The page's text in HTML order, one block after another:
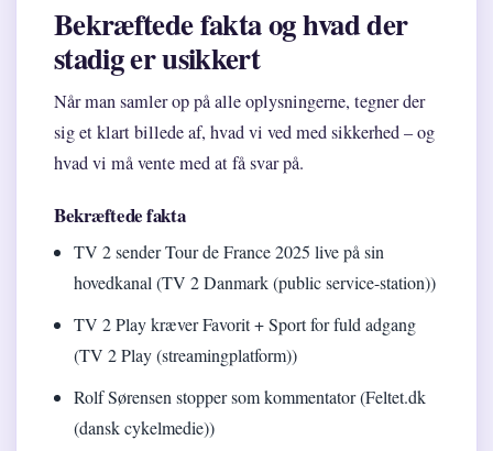
Bekræftede fakta og hvad der
stadig er usikkert
Når man samler op på alle oplysningerne, tegner der
sig et klart billede af, hvad vi ved med sikkerhed – og
hvad vi må vente med at få svar på.
Bekræftede fakta
TV 2 sender Tour de France 2025 live på sin
hovedkanal (TV 2 Danmark (public service-station))
TV 2 Play kræver Favorit + Sport for fuld adgang
(TV 2 Play (streamingplatform))
Rolf Sørensen stopper som kommentator (Feltet.dk
(dansk cykelmedie))